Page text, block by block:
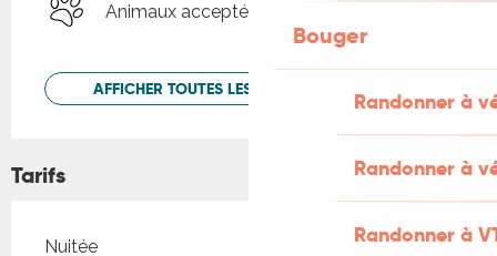
Bouger
Randonner à
Randonner à
Randonner à
Animaux acceptés
AFFICHER TOUTES LES PRESTATIONS
Tarifs
Tarifs 2026
Nuitée